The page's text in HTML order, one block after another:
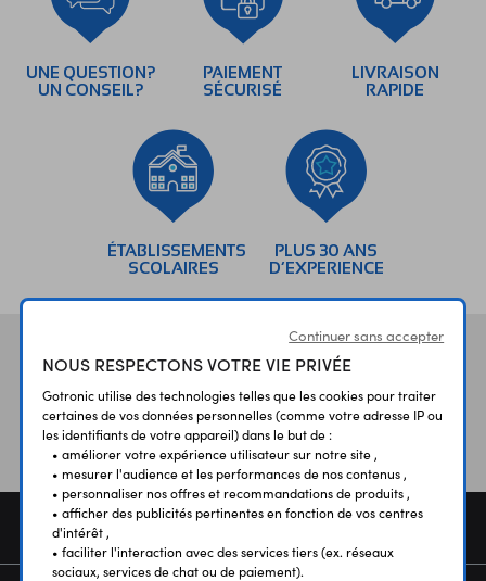
UNE QUESTION?
UN CONSEIL?
PAIEMENT
SÉCURISÉ
LIVRAISON
RAPIDE
ÉTABLISSEMENTS
SCOLAIRES
PLUS 30 ANS
D’EXPERIENCE
Vos aviset témoignages
COMMANDE
Continuer sans accepter
NOUS RESPECTONS VOTRE VIE PRIVÉE
Gotronic utilise des technologies telles que les cookies pour traiter
certaines de vos données personnelles (comme votre adresse IP ou
les identifiants de votre appareil) dans le but de :
• améliorer votre expérience utilisateur sur notre site ,
• mesurer l'audience et les performances de nos contenus ,
• personnaliser nos offres et recommandations de produits ,
• afficher des publicités pertinentes en fonction de vos centres
d'intérêt ,
• faciliter l'interaction avec des services tiers (ex. réseaux
sociaux, services de chat ou de paiement).